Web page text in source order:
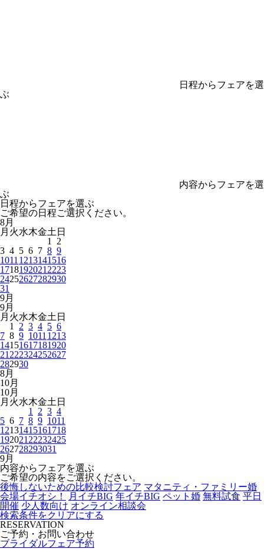
日程からフェアを選
ぶ
内容からフェアを選
ぶ
日程からフェアを選ぶ
ご希望の日程ご選択ください。
8月
月 火水木金土 日
1
2
3 4 5 6 7 8 9
1011 1213141516
1718192021 2223
24252627282930
31
9月
9月
月 火水木金土 日
1
2 3 4 5 6
7 8 9 1011 1213
14151617181920
21 222324252627
282930
8月
10月
10月
月 火水木金土 日
1
2 3 4
5 6 7 8 9 1011
12131415161718
192021 22232425
262728293031
9月
内容からフェアを選ぶ
ご希望の内容をご選択ください。
後悔しないための比較検討フェア マタニティ・ファミリー婚
会場イチオシ！
月イチBIG 年イチBIG ペット婚 無料試食 平日
開催 少人数向け オンライン相談会
検索条件をクリアにする
RESERVATION
ご予約・お問い合わせ
ブライダルフェア予約